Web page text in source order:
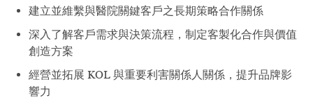
建立並維繫與醫院關鍵客戶之長期策略合作關係
深入了解客戶需求與決策流程，制定客製化合作與價值
創造方案
經營並拓展 KOL 與重要利害關係人關係，提升品牌影
響力